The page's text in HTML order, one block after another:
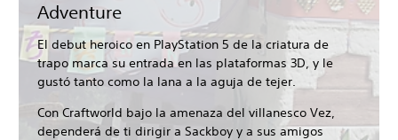
Adventure
El debut heroico en PlayStation 5 de la criatura de
trapo marca su entrada en las plataformas 3D, y le
gustó tanto como la lana a la aguja de tejer.
Con Craftworld bajo la amenaza del villanesco Vez,
dependerá de ti dirigir a Sackboy y a sus amigos